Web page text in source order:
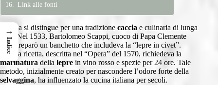
Link alle fonti
L’Italia si distingue per una tradizione caccia e culinaria di lunga
data. Nel 1533, Bartolomeo Scappi, cuoco di Papa Clemente
VII, preparò un banchetto che includeva la “lepre in civet”.
Questa ricetta, descritta nel “Opera” del 1570, richiedeva la
marinatura della lepre in vino rosso e spezie per 24 ore. Tale
metodo, inizialmente creato per nascondere l’odore forte della
selvaggina, ha influenzato la cucina italiana per secoli.
→
Indice